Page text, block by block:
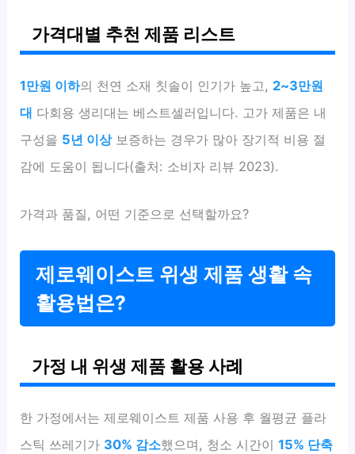
가격대별 추천 제품 리스트
1만원 이하의 천연 소재 칫솔이 인기가 높고, 2~3만원
대 다회용 생리대는 베스트셀러입니다. 고가 제품은 내
구성을 5년 이상보증하는 경우가 많아 장기적 비용 절
감에 도움이 됩니다(출처: 소비자 리뷰 2023).
가격과 품질, 어떤 기준으로 선택할까요?
제로웨이스트 위생 제품 생활 속
활용법은?
가정 내 위생 제품 활용 사례
한 가정에서는 제로웨이스트 제품 사용 후 월평균 플라
스틱 쓰레기가 30% 감소했으며, 청소 시간이15% 단축